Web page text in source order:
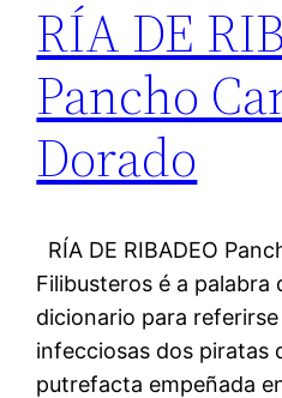
RÍA DE
Pancho
Dorado
RÍA DE RIBADEO
Filibusteros é a palabra
dicionario para
infecciosas dos piratas
putrefacta empeñada